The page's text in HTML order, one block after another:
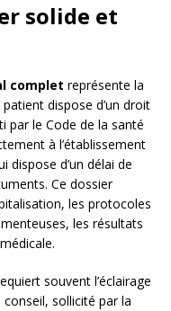
solide et
complet représente la
dispose d’un droit
par le Code de la santé
à l’établissement
dispose d’un délai de
Ce dossier
les protocoles
les résultats
souvent l’éclairage
conseil, sollicité par la